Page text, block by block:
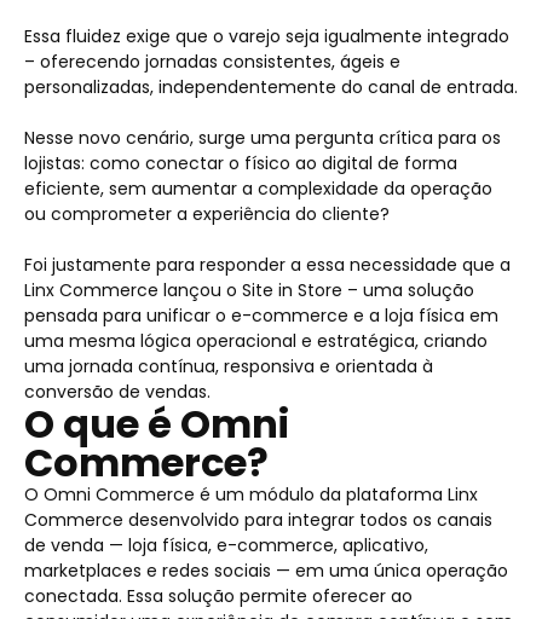
Essa fluidez exige que o varejo seja igualmente integrado
– oferecendo jornadas consistentes, ágeis e
personalizadas, independentemente do canal de entrada.
Nesse novo cenário, surge uma pergunta crítica para os
lojistas: como conectar o físico ao digital de forma
eficiente, sem aumentar a complexidade da operação
ou comprometer a experiência do cliente?
Foi justamente para responder a essa necessidade que a
Linx Commerce lançou o Site in Store – uma solução
pensada para unificar o e-commerce e a loja física em
uma mesma lógica operacional e estratégica, criando
uma jornada contínua, responsiva e orientada à
conversão de vendas.
O que é Omni
Commerce?
O Omni Commerce é um módulo da plataforma Linx
Commerce desenvolvido para integrar todos os canais
de venda — loja física, e-commerce, aplicativo,
marketplaces e redes sociais — em uma única operação
conectada. Essa solução permite oferecer ao